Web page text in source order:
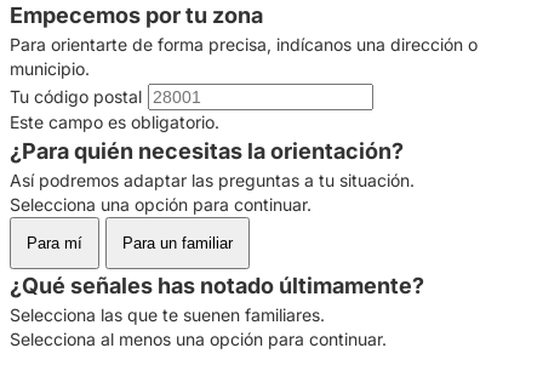
Empecemos por tu zona
Para orientarte de forma precisa, indícanos una dirección o
municipio.
Tu código postal
Este campo es obligatorio.
¿Para quién necesitas la orientación?
Así podremos adaptar las preguntas a tu situación.
Selecciona una opción para continuar.
Para mí Para un familiar
¿Qué señales has notado últimamente?
Selecciona las que te suenen familiares.
Selecciona al menos una opción para continuar.